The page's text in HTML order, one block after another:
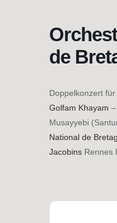
de
Doppelkonzert
Golfam Khayam
Musayyebi
National de
Jacobins Rennes